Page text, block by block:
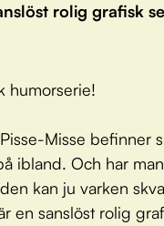
rolig grafisk
humorserie!
Misse befinner
ibland. Och har
kan ju varken
en sanslöst rolig